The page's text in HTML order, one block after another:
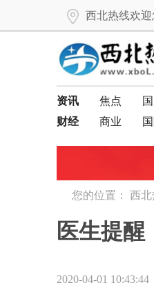
西北热线欢迎
资讯 焦点
财经
商业
您的位置： 西
医生提
2020-04-01 10:43:44